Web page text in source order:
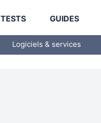
TESTS GUIDES
Logiciels & services